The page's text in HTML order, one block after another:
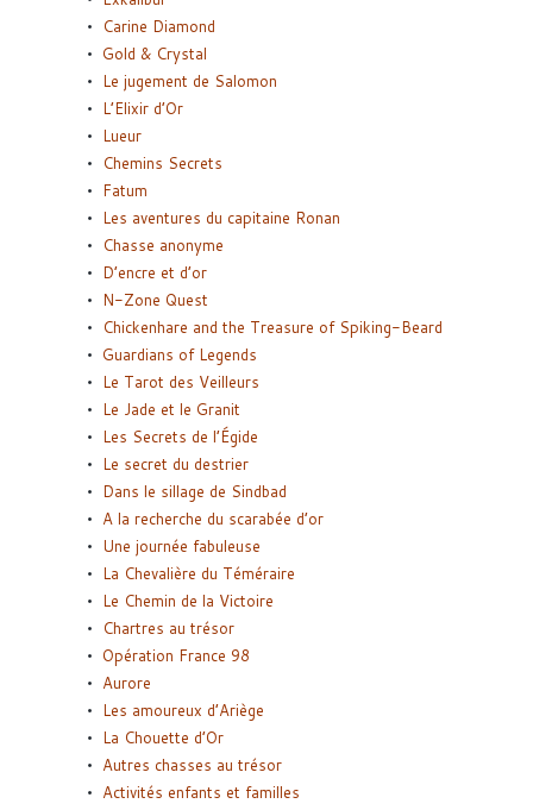
Carine Diamond
Gold & Crystal
Le jugement de Salomon
L’Elixir d’Or
Lueur
Chemins Secrets
Fatum
Les aventures du capitaine Ronan
Chasse anonyme
D’encre et d’or
N-Zone Quest
Chickenhare and the Treasure of Spiking-Beard
Guardians of Legends
Le Tarot des Veilleurs
Le Jade et le Granit
Les Secrets de l’Égide
Le secret du destrier
Dans le sillage de Sindbad
A la recherche du scarabée d’or
Une journée fabuleuse
La Chevalière du Téméraire
Le Chemin de la Victoire
Chartres au trésor
Opération France 98
Aurore
Les amoureux d’Ariège
La Chouette d’Or
Autres chasses au trésor
Activités enfants et familles